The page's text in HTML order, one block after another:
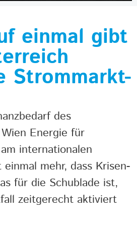
einmal gibt
Strommarkt-
des
Energie für
internationalen
mehr, dass Krisen-
für die Schublade ist,
zeitgerecht aktiviert